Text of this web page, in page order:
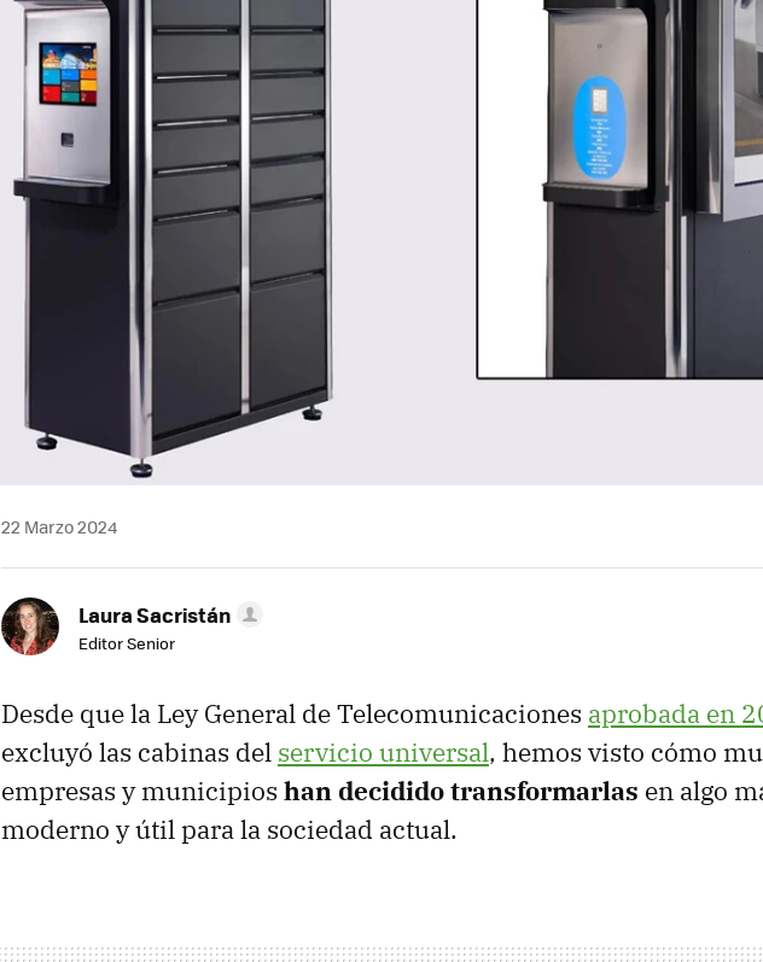
22 Marzo 2024
Laura Sacristán
Editor Senior
Desde que la Ley General de Telecomunicaciones aprobada en
excluyó las cabinas del servicio universal, hemos visto cómo
empresas y municipios han decidido transformarlas en algo
moderno y útil para la sociedad actual.